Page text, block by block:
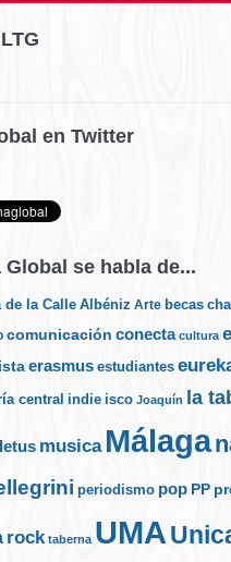
en Twitter
Global se habla de...
de la Calle Albéniz Arte becas
comunicación conecta cultura
erasmus estudiantes
central indie isco Joaquín la
musica Málaga
periodismo pop PP
rock taberna UMA